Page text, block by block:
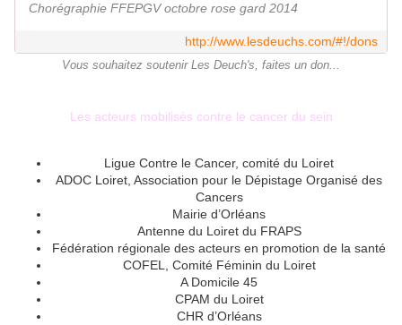
Chorégraphie FFEPGV octobre rose gard 2014
http://www.lesdeuchs.com/#!/dons
Vous souhaitez soutenir Les Deuch's, faites un don...
Les acteurs mobilisés contre le cancer du sein
Ligue Contre le Cancer, comité du Loiret
ADOC Loiret, Association pour le Dépistage Organisé des
Cancers
Mairie d’Orléans
Antenne du Loiret du FRAPS
Fédération régionale des acteurs en promotion de la santé
COFEL, Comité Féminin du Loiret
A Domicile 45
CPAM du Loiret
CHR d’Orléans